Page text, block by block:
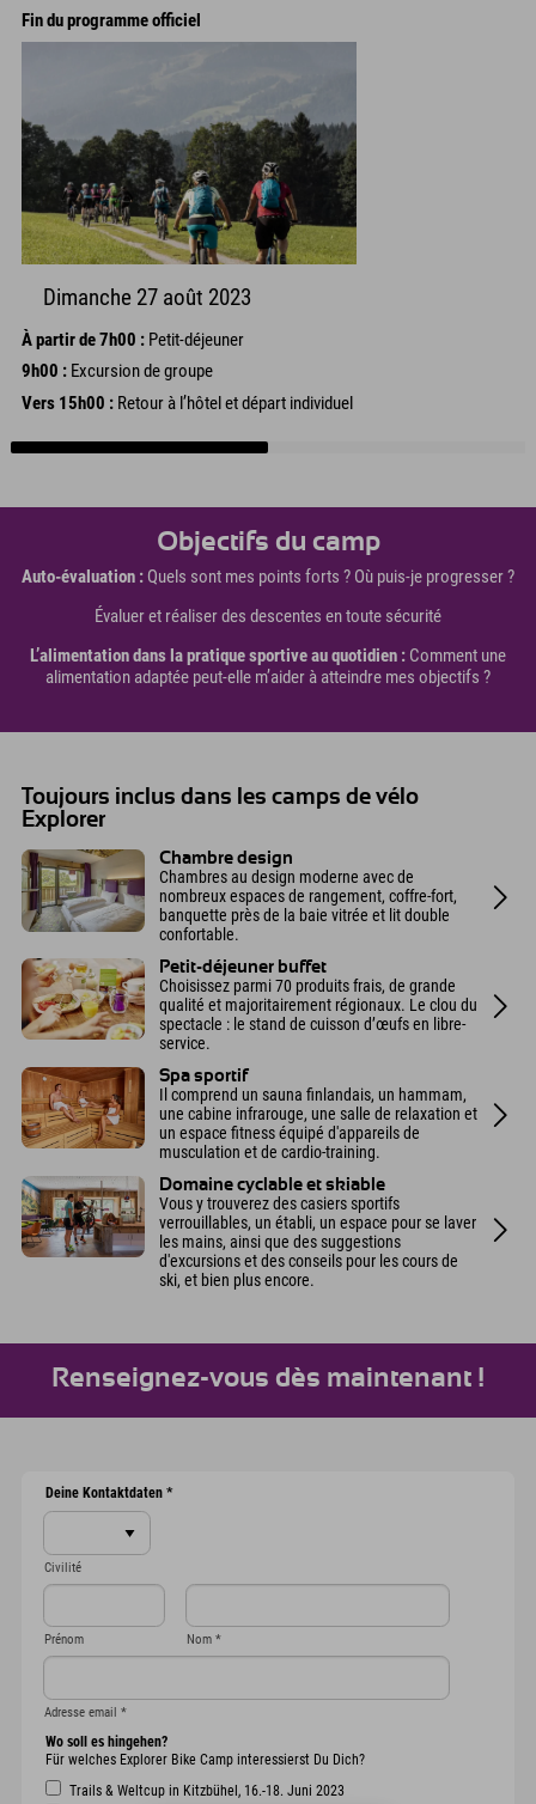
Fin du programme officiel
Dimanche 27 août 2023
À partir de 7h00 : Petit-déjeuner
9h00 : Excursion de groupe
Vers 15h00 : Retour à l’hôtel et départ individuel
Objectifs du camp
Auto-évaluation :Quels sont mes points forts ? Où puis-je progresser ?
Évaluer et réaliser des descentes en toute sécurité
L’alimentation dans la pratique sportive au quotidien : Comment une
alimentation adaptée peut-elle m’aider à atteindre mes objectifs ?
Toujours inclus dans les camps de vélo
Explorer
Chambre design
Chambres au design moderne avec de
nombreux espaces de rangement, coffre-fort,
banquette près de la baie vitrée et lit double
confortable.
Petit-déjeuner buffet
Choisissez parmi 70 produits frais, de grande
qualité et majoritairement régionaux. Le clou du
spectacle : le stand de cuisson d’œufs en libre-
service.
Spa sportif
Il comprend un sauna finlandais, un hammam,
une cabine infrarouge, une salle de relaxation et
un espace fitness équipé d'appareils de
musculation et de cardio-training.
Domaine cyclable et skiable
Vous y trouverez des casiers sportifs
verrouillables, un établi, un espace pour se laver
les mains, ainsi que des suggestions
d'excursions et des conseils pour les cours de
ski, et bien plus encore.
Renseignez-vous dès maintenant !
Deine Kontaktdaten *
Civilité
Prénom Nom *
Adresse email *
Wo soll es hingehen?
Für welches Explorer Bike Camp interessierst Du Dich?
Trails & Weltcup in Kitzbühel, 16.-18. Juni 2023